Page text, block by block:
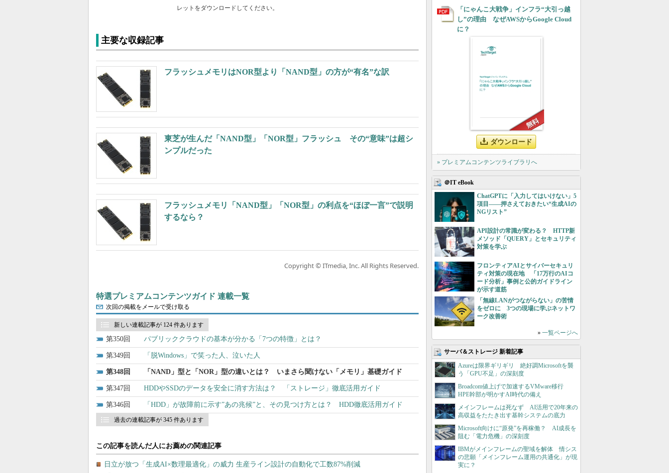
レットをダウンロードしてください。
主要な収録記事
フラッシュメモリはNOR型より「NAND型」の方が“有名”な訳
東芝が生んだ「NAND型」「NOR型」フラッシュ その“意味”は超シ
ンプルだった
フラッシュメモリ「NAND型」「NOR型」の利点を“ほぼ一言”で説明
するなら？
Copyright © ITmedia, Inc. All Rights Reserved.
特選プレミアムコンテンツガイド 連載一覧
次回の掲載をメールで受け取る
新しい連載記事が 124 件あります
350 パブリッククラウドの基本が分かる「7つの特徴」とは？
349 「脱Windows」で笑った人、泣いた人
348 「NAND」型と「NOR」型の違いとは？ いまさら聞けない「メモリ」基礎ガイド
347 HDDやSSDのデータを安全に消す方法は？ 「ストレージ」徹底活用ガイド
346 「HDD」が故障前に示す”あの兆候”と、その見つけ方とは？ HDD徹底活用ガイド
過去の連載記事が 345 件あります
「にゃんこ大戦争」インフラ“大引っ越
し”の理由 なぜAWSからGoogle Cloud
に？
ダウンロード
» プレミアムコンテンツライブラリへ
＠IT eBook
ChatGPTに「入力してはいけない」5
項目――押さえておきたい“生成AIの
NGリスト”
API設計の常識が変わる？ HTTP新
メソッド「QUERY」とセキュリティ
対策を学ぶ
フロンティアAIとサイバーセキュリ
ティ対策の現在地 「17万行のAIコ
ード分析」事例と公的ガイドライン
が示す道筋
「無線LANがつながらない」の苦情
をゼロに 3つの現場に学ぶネットワ
ーク改善術
» 一覧ページへ
サーバ＆ストレージ 新着記事
Azureは限界ギリギリ 絶好調Microsoftを襲
う「GPU不足」の深刻度
Broadcom値上げで加速するVMware移行
HPE幹部が明かすAI時代の備え
メインフレームは死なず AI活用で20年来の
高収益をたたき出す基幹システムの底力
Microsoft向けに“原発”を再稼働？ AI成長を
阻む「電力危機」の深刻度
IBMがメインフレームの聖域を解体 情シス
の悲願「メインフレーム運用の共通化」が現
実に？